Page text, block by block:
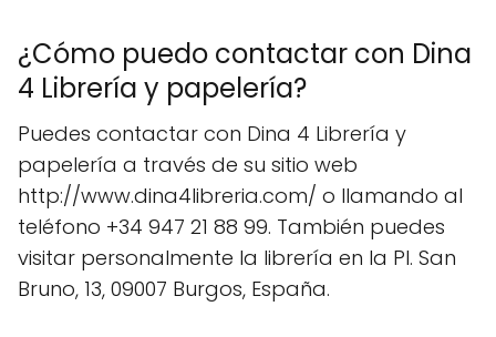
¿Cómo puedo contactar con Dina
4 Librería y papelería?
Puedes contactar con Dina 4 Librería y
papelería a través de su sitio web
http://www.dina4libreria.com/ o llamando al
teléfono +34 947 21 88 99. También puedes
visitar personalmente la librería en la Pl. San
Bruno, 13, 09007 Burgos, España.